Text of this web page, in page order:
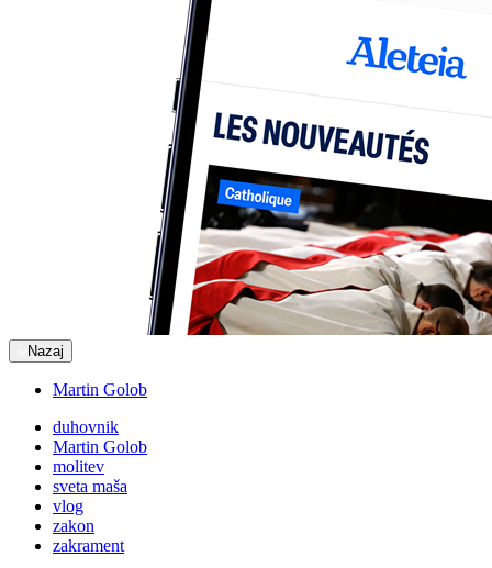
Nazaj
Martin Golob
duhovnik
Martin Golob
molitev
sveta maša
vlog
zakon
zakrament